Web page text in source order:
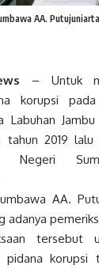
AA.
– Untuk
korupsi
tahun 2019 lalu
Negeri
AA.
adanya
tersebut
pidana korupsi